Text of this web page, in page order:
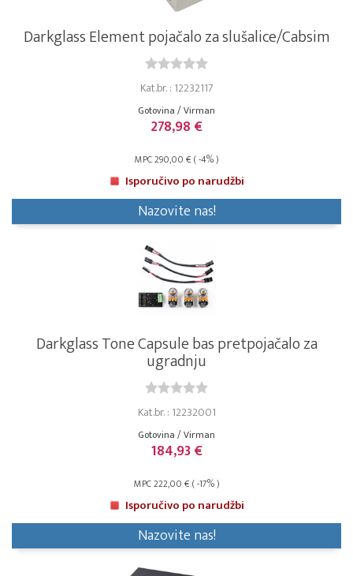
Darkglass Element pojačalo za slušalice/Cabsim
Kat.br. : 12232117
Gotovina / Virman
278,98 €
MPC 290,00 € ( -4% )
Isporučivo po narudžbi
Nazovite nas!
Darkglass Tone Capsule bas pretpojačalo za
ugradnju
Kat.br. : 12232001
Gotovina / Virman
184,93 €
MPC 222,00 € ( -17% )
Isporučivo po narudžbi
Nazovite nas!